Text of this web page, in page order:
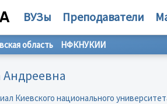
ВУЗы Преподаватели
область НФКНУКИИ
Андреевна
Киевского национального